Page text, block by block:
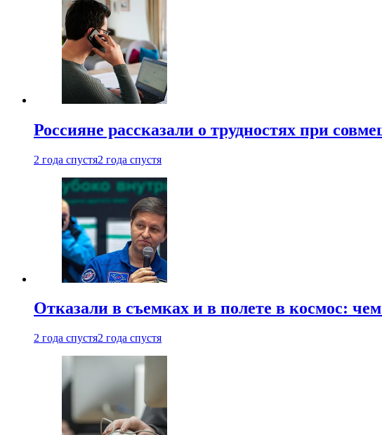
Россияне рассказали о трудностях при
2 года спустя2 года спустя
Отказали в съемках и в полете в космос:
2 года спустя2 года спустя